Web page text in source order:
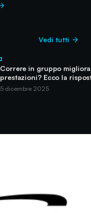
Vedi tutti
Correre in gruppo
prestazioni? Ecco la
5 dicembre 2025